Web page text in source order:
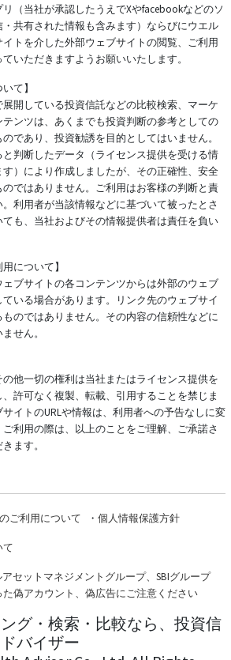
（当社が承認したうえでXやfacebookなどのソ
共有された情報も含みます）ならびにウエル
トを介した外部ウェブサイトの閲覧、ご利用
いただきますようお願いいたします。
て】
開している投資信託などの比較検索、マーケ
ンツは、あくまでも投資判断の参考としての
であり、投資勧誘を目的としてはいません。
判断したデータ（ライセンス提供を受ける情
）により作成しましたが、その正確性、安全
ではありません。ご利用はお客様の判断と責
利用者が当該情報などに基づいて被ったとさ
も、当社およびその情報提供者は責任を負い
について】
ブサイトの各コンテンツからは外部のウェブ
いる場合があります。リンク先のウェブサイ
ものではありません。その内容の信頼性などに
せん。
他一切の権利は当社またはライセンス提供を
許可なく複製、転載、引用することを禁じま
イトのURLや情報は、利用者への予告なしに変
利用の際は、以上のことをご理解、ご承諾さ
ます。
ご利用について ・ 個人情報保護方針
て
セットマネジメントグループ、SBIグループ
偽アカウント、偽広告にご注意ください
グ・検索・比較なら、投資信
バイザー